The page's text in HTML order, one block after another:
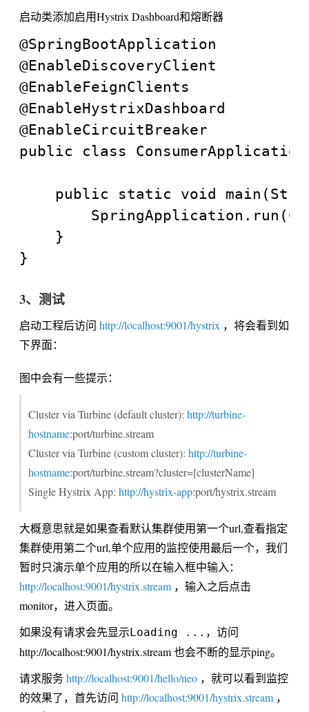
启动类添加启用Hystrix Dashboard和熔断器
@SpringBootApplication
@EnableDiscoveryClient
@EnableFeignClients
@EnableHystrixDashboard
@EnableCircuitBreaker
public class
3、测试
启动工程后访问 http://localhost:9001/hystrix ，将会看到如
下界面：
图中会有一些提示：
Cluster via Turbine (default cluster): http://turbine-
hostname:port/turbine.stream
Cluster via Turbine (custom cluster): http://turbine-
hostname:port/turbine.stream?cluster=[clusterName]
Single Hystrix App: http://hystrix-app:port/hystrix.stream
大概意思就是如果查看默认集群使用第一个url,查看指定
集群使用第二个url,单个应用的监控使用最后一个，我们
暂时只演示单个应用的所以在输入框中输入：
http://localhost:9001/hystrix.stream，输入之后点击
monitor，进入页面。
如果没有请求会先显示Loading ... ，访问
http://localhost:9001/hystrix.stream 也会不断的显示ping。
请求服务http://localhost:9001/hello/neo，就可以看到监控
的效果了，首先访问 http://localhost:9001/hystrix.stream，